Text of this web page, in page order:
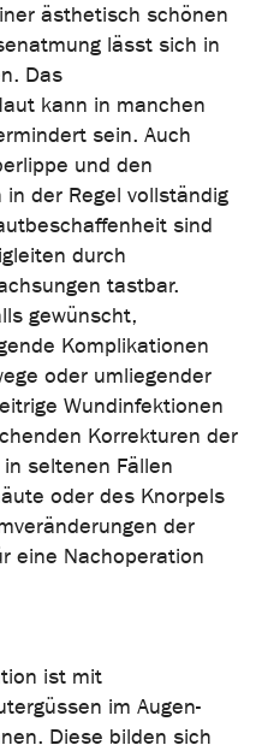
ästhetisch schönen
lässt sich in
Das
kann in manchen
sein. Auch
und den
der Regel vollständig
sind
durch
tastbar.
gewünscht,
Komplikationen
oder umliegender
Wundinfektionen
Korrekturen der
seltenen Fällen
oder des Knorpels
der
eine Nachoperation
ist mit
im Augen-
Diese bilden sich